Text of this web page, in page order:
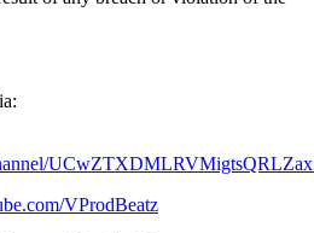
VProdBeatz